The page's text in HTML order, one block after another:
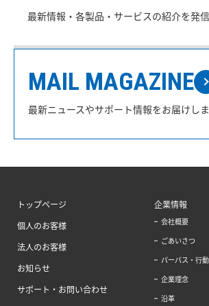
最新情報・各製品・サービスの紹介を発
MAIL MAGAZINE
最新ニュースやサポート情報をお届けし
トップページ
個人のお客様
法人のお客様
お知らせ
サポート・お問い合わせ
企業情報
会社概要
ごあいさつ
パーパス・行
企業理念
沿革